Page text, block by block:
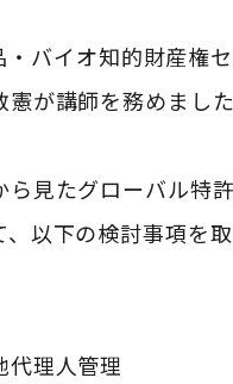
・バイオ知的財産権
が講師を務めました
見たグローバル特
以下の検討事項を
代理人管理